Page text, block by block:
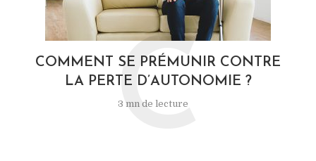
COMMENT SE PRÉMUNIR CONTRE
LA PERTE D’AUTONOMIE ?
3 mn de lecture
C